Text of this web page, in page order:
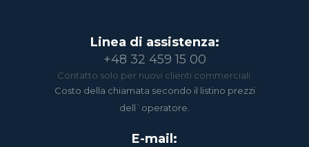
Linea di assistenza:
+48 32 459 15 00
Contatto solo per nuovi clienti commerciali.
Costo della chiamata secondo il listino prezzi
dell`operatore.
E-mail: